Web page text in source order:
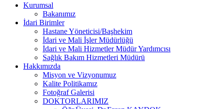
Kurumsal
Bakanımız
İdari Birimler
Hastane Yöneticisi/Başhekim
İdari ve Mali İşler Müdürlüğü
İdari ve Mali Hizmetler Müdür Yardımcısı
Sağlık Bakım Hizmetleri Müdürü
Hakkımızda
Misyon ve Vizyonumuz
Kalite Politikamız
Fotoğraf Galerisi
DOKTORLARIMIZ